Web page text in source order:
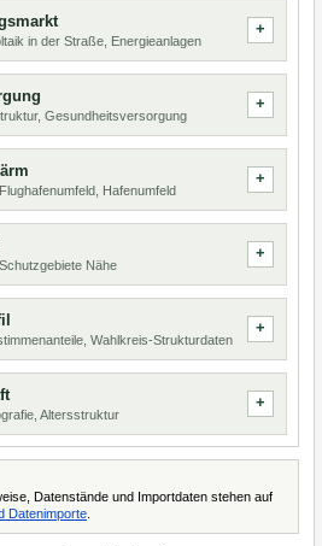
in der Straße, Energieanlagen
Gesundheitsversorgung
Hafenumfeld
Nähe
Wahlkreis-Strukturdaten
Altersstruktur
Datenstände und Importdaten stehen auf
Datenimporte